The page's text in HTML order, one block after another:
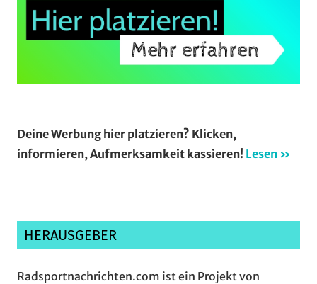
Deine Werbung hier platzieren? Klicken,
informieren, Aufmerksamkeit kassieren! Lesen »
HERAUSGEBER
Radsportnachrichten.com ist ein Projekt von